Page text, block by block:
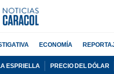
ECONOMÍA
ESPRIELLA PRECIO DEL DÓLAR